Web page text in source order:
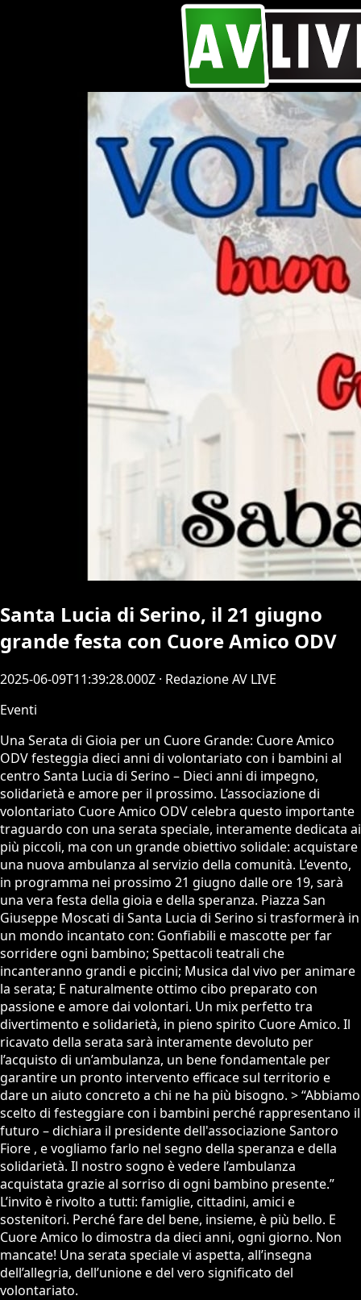
Santa Lucia di Serino, il 21 giugno
grande festa con Cuore Amico ODV
2025-06-09T11:39:28.000Z · Redazione AV LIVE
Eventi
Una Serata di Gioia per un Cuore Grande: Cuore Amico
ODV festeggia dieci anni di volontariato con i bambini al
centro Santa Lucia di Serino – Dieci anni di impegno,
solidarietà e amore per il prossimo. L’associazione di
volontariato Cuore Amico ODV celebra questo importante
traguardo con una serata speciale, interamente dedicata ai
più piccoli, ma con un grande obiettivo solidale: acquistare
una nuova ambulanza al servizio della comunità. L’evento,
in programma nei prossimo 21 giugno dalle ore 19, sarà
una vera festa della gioia e della speranza. Piazza San
Giuseppe Moscati di Santa Lucia di Serino si trasformerà in
un mondo incantato con: Gonfiabili e mascotte per far
sorridere ogni bambino; Spettacoli teatrali che
incanteranno grandi e piccini; Musica dal vivo per animare
la serata; E naturalmente ottimo cibo preparato con
passione e amore dai volontari. Un mix perfetto tra
divertimento e solidarietà, in pieno spirito Cuore Amico. Il
ricavato della serata sarà interamente devoluto per
l’acquisto di un’ambulanza, un bene fondamentale per
garantire un pronto intervento efficace sul territorio e
dare un aiuto concreto a chi ne ha più bisogno. > “Abbiamo
scelto di festeggiare con i bambini perché rappresentano il
futuro – dichiara il presidente dell'associazione Santoro
Fiore , e vogliamo farlo nel segno della speranza e della
solidarietà. Il nostro sogno è vedere l’ambulanza
acquistata grazie al sorriso di ogni bambino presente.”
L’invito è rivolto a tutti: famiglie, cittadini, amici e
sostenitori. Perché fare del bene, insieme, è più bello. E
Cuore Amico lo dimostra da dieci anni, ogni giorno. Non
mancate! Una serata speciale vi aspetta, all’insegna
dell’allegria, dell’unione e del vero significato del
volontariato.